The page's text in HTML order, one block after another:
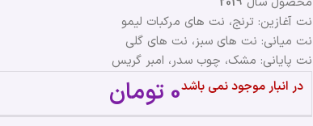
نت آغازین: ترنج، نت های مرکبات لیمو
نت میانی: نت های سبز، نت های گلی
نت پایانی: مشک، چوب سدر، امبر گریس
در انبار موجود نمی باشد0 تومان